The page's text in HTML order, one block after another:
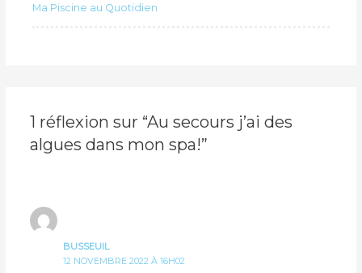
Ma Piscine au Quotidien
1 réflexion sur “Au secours j’ai des
algues dans mon spa!”
BUSSEUIL
12 NOVEMBRE 2022 À 16H02